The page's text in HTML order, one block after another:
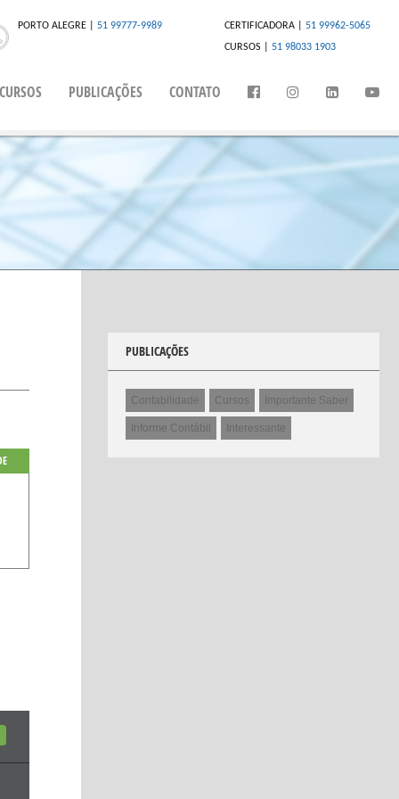
CERTIFICADORA | 51 99962-5065
CURSOS | 51 98033 1903
PORTO ALEGRE | 51 99777-9989
CURSOS PUBLICAÇÕES CONTATO
PUBLICAÇÕES
Contabilidade Cursos Importante Saber
Informe Contábil Interessante